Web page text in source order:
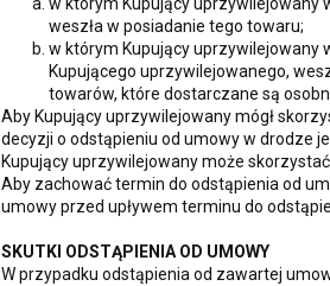
w którym Kupujący uprzywilejowany
weszła w posiadanie tego towaru;
w którym Kupujący uprzywilejowany
Kupującego uprzywilejowanego,
towarów, które dostarczane są
Aby Kupujący uprzywilejowany mógł
decyzji o odstąpieniu od umowy w drodze
Kupujący uprzywilejowany może
Aby zachować termin do odstąpienia od
umowy przed upływem terminu do
SKUTKI ODSTĄPIENIA OD UMOWY
W przypadku odstąpienia od zawartej